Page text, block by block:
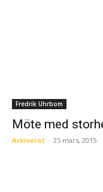
Fredrik Uhrbom
Möte med
Arkiverat - 25 mars, 2015